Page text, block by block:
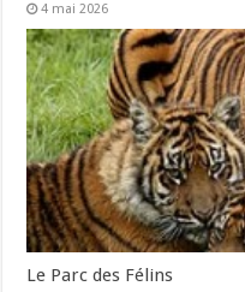
4 mai 2026
Le Parc des Félins